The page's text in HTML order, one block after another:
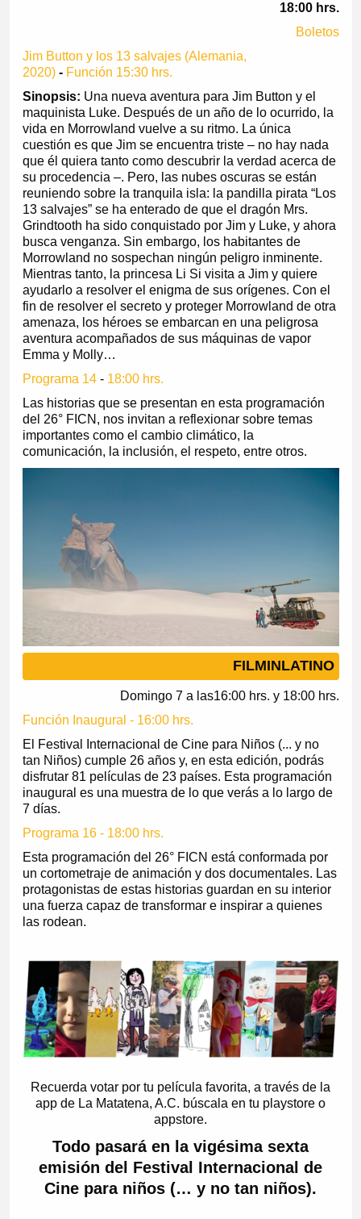
18:00 hrs.
Boletos
Jim Button y los 13 salvajes (Alemania,
2020)- Función 15:30 hrs.
Sinopsis: Una nueva aventura para Jim Button y el
maquinista Luke. Después de un año de lo ocurrido, la
vida en Morrowland vuelve a su ritmo. La única
cuestión es que Jim se encuentra triste – no hay nada
que él quiera tanto como descubrir la verdad acerca de
su procedencia –. Pero, las nubes oscuras se están
reuniendo sobre la tranquila isla: la pandilla pirata “Los
13 salvajes” se ha enterado de que el dragón Mrs.
Grindtooth ha sido conquistado por Jim y Luke, y ahora
busca venganza. Sin embargo, los habitantes de
Morrowland no sospechan ningún peligro inminente.
Mientras tanto, la princesa Li Si visita a Jim y quiere
ayudarlo a resolver el enigma de sus orígenes. Con el
fin de resolver el secreto y proteger Morrowland de otra
amenaza, los héroes se embarcan en una peligrosa
aventura acompañados de sus máquinas de vapor
Emma y Molly…
Programa 14- 18:00 hrs.
Las historias que se presentan en esta programación
del 26° FICN, nos invitan a reflexionar sobre temas
importantes como el cambio climático, la
comunicación, la inclusión, el respeto, entre otros.
FILMINLATINO
Domingo 7 a las16:00 hrs. y 18:00 hrs.
Función Inaugural - 16:00 hrs.
El Festival Internacional de Cine para Niños (... y no
tan Niños) cumple 26 años y, en esta edición, podrás
disfrutar 81 películas de 23 países. Esta programación
inaugural es una muestra de lo que verás a lo largo de
7 días.
Programa 16 - 18:00 hrs.
Esta programación del 26° FICN está conformada por
un cortometraje de animación y dos documentales. Las
protagonistas de estas historias guardan en su interior
una fuerza capaz de transformar e inspirar a quienes
las rodean.
Recuerda votar por tu película favorita, a través de la
app de La Matatena, A.C. búscala en tu playstore o
appstore.
Todo pasará en la vigésima sexta
emisión del Festival Internacional de
Cine para niños (… y no tan niños).